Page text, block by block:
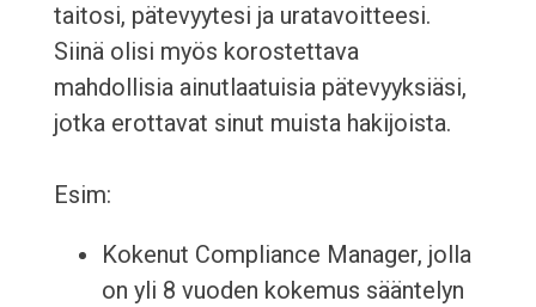
taitosi, pätevyytesi ja uratavoitteesi.
Siinä olisi myös korostettava
mahdollisia ainutlaatuisia pätevyyksiäsi,
jotka erottavat sinut muista hakijoista.
Esim:
Kokenut Compliance Manager, jolla
on yli 8 vuoden kokemus sääntelyn